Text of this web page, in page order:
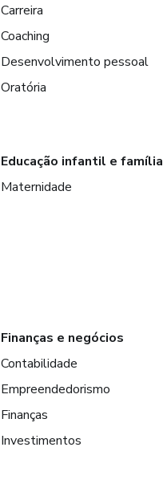
Carreira
Coaching
Desenvolvimento pessoal
Oratória
Educação infantil e família
Maternidade
Finanças e negócios
Contabilidade
Empreendedorismo
Finanças
Investimentos